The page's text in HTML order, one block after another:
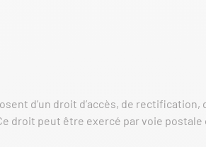
d’un droit d’accès, de
droit peut être exercé par voie